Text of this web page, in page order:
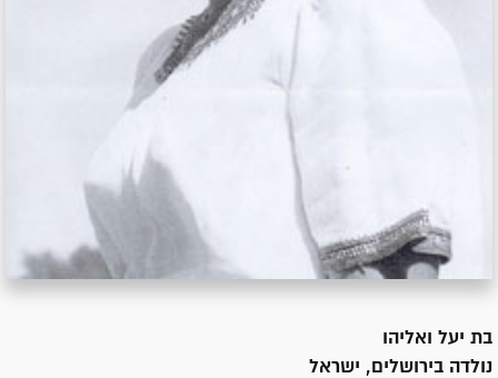
בת יעל ואליהו
נולדה בירושלים, ישראל